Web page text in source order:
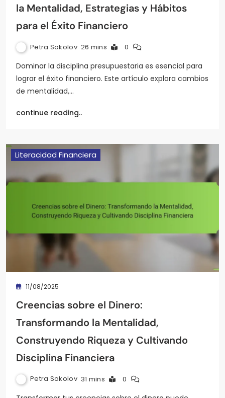
la Mentalidad, Estrategias y Hábitos
para el Éxito Financiero
Petra Sokolov 26 mins 0
Dominar la disciplina presupuestaria es esencial para
lograr el éxito financiero. Este artículo explora cambios
de mentalidad,…
continue reading..
Literacidad Financiera
11/08/2025
Creencias sobre el Dinero:
Transformando la Mentalidad,
Construyendo Riqueza y Cultivando
Disciplina Financiera
Petra Sokolov 31 mins 0